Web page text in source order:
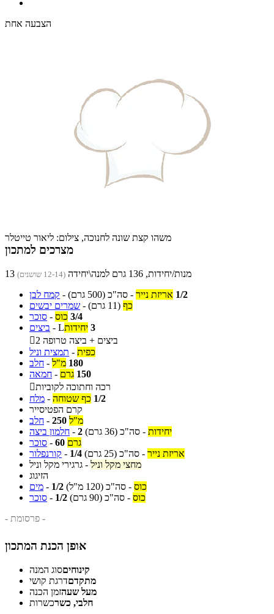
הצבעה אחת
משהו קצת שונה לחנוכה, צילום: ליאור טייטלר
מצרכים למתכון
13 מנות/יחידות, 136 גרם למנה\יחידה (12-14 שושנים)
קמח לבן - 1/2 אריזת נייר - סה"כ (500 גרם)
שמרים יבשים - כף (11 גרם)
סוכר - 3/4 כוס
ביצים - 3 יחידותL

2 ביצים + ביצה טרופה
תמצית וניל - כפית
חלב - 180 מ"ל
חמאה - 150 גרם
רכה וחתוכה לקוביות
מלח - 1/2 כף שטוחה
קרם הפטיסייר
חלב - 250 מ"ל
חלמון ביצה - 2 יחידות - סה"כ (36 גרם)
סוכר - 60 גרם
קורנפלור - 1/4 אריזת נייר - סה"כ (25 גרם)
גרגירי מקל וניל - מחצי מקל וניל
הזיגוג
מים - 1/2 כוס - סה"כ (120 מ"ל)
סוכר - 1/2 כוס - סה"כ (90 גרם)
- פרסומת -
אופן הכנת המתכון
קינוחיםסוג המנה
מתקדםדרגת קושי
מעל שעהזמן הכנה
חלבי, כשרכשרות